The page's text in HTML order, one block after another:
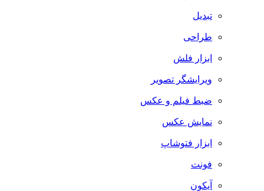
تبدیل
طراحی
ابزار فلش
ویرایشگر تصویر
ضبط فيلم و عكس
نمایش عکس
ابزار فتوشاپ
فونت
آیکون